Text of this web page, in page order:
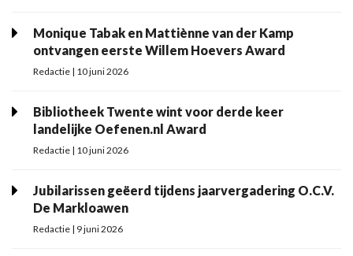
Monique Tabak en Mattiènne van der Kamp
ontvangen eerste Willem Hoevers Award
Redactie | 10 juni 2026
Bibliotheek Twente wint voor derde keer
landelijke Oefenen.nl Award
Redactie | 10 juni 2026
Jubilarissen geëerd tijdens jaarvergadering O.C.V.
De Markloawen
Redactie | 9 juni 2026